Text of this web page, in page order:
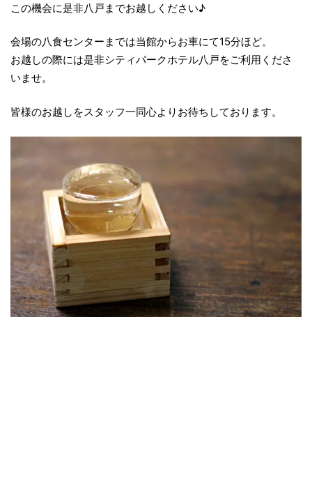
この機会に是非八戸までお越しください♪
会場の八食センターまでは当館からお車にて15分ほど。
お越しの際には是非シティパークホテル八戸をご利用くださ
いませ。
皆様のお越しをスタッフ一同心よりお待ちしております。